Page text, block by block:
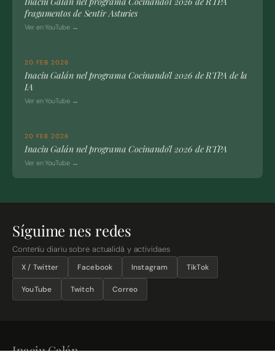
fragamentos de Sentir Asturies
Ver en YouTube →
20 FEB 2026
Inaciu Galán nel programa Cocinando’l 2026 de RTPA de la
IA
Ver en YouTube →
20 FEB 2026
Inaciu Galán nel programa Cocinando’l 2026 de RTPA
Ver en YouTube →
Síguime nes redes
Conteníu diariu sobre actualidá y actividaes
X / Twitter Facebook Instagram TikTok
YouTube Twitch Correo